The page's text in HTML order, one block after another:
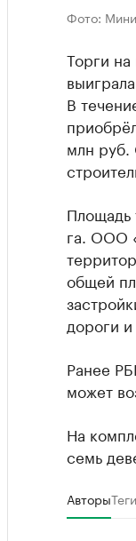
Фото:
Торги
В
млн руб.
Площадь
га. ООО
общей
дороги
Ранее
может
На
семь
АвторыТеги